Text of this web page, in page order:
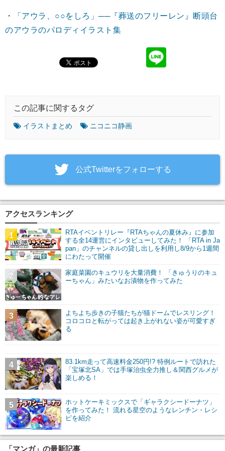
・
「アウラ、○○をしろ」──『葬送のフリーレン』断頭台
のアウラのパロディイラスト集
この記事に関するタグ
イラストまとめ ニコニコ静画
‎公式Twitterをフォローする
アクセスランキング
RTAイベントリレー『RTAちゃんの夏休み』に参加
する全14運営にインタビューしてみた！ 「RTA in Ja
pan」のチャンネルの貸し出しを利用し8/9から1週間
にわたって開催
1
家庭菜園のキュウリを大量消費！ 「きゅうりのキュ
ーちゃん」みたいなお漬物を作ってみた
2
よちよち歩きの子猫たちが猫ドームでレスリング！
コロコロと転がっては起き上がれない姿が可愛すぎ
る
3
83.1km走って高速料金250円!? 特例ルートで訪れた
「宝塚北SA」では手塚治虫全力推し＆関西グルメが
楽しめる！
4
ホットケーキミックスで「ギャラクシードーナツ」
を作ってみた！ 流れる星空のようなレンチン・レシ
ピを紹介
5
「マンガ」の最新記事